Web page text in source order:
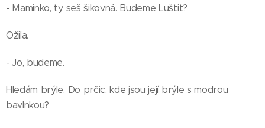
- Maminko, ty seš šikovná. Budeme Luštit?
Ožila.
- Jo, budeme.
Hledám brýle. Do prčic, kde jsou její brýle s modrou
bavlnkou?